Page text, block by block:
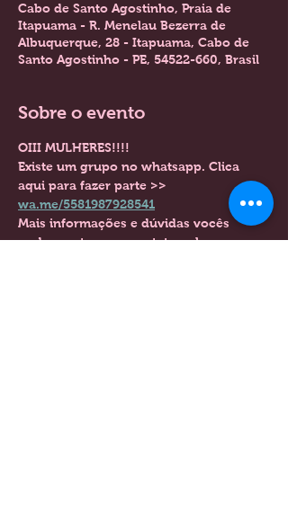
Cabo de Santo Agostinho, Praia de
Itapuama - R. Menelau Bezerra de
Albuquerque, 28 - Itapuama, Cabo de
Santo Agostinho - PE, 54522-660, Brasil
Sobre o evento
OIII MULHERES!!!!
Existe um grupo no whatsapp. Clica
aqui para fazer parte >>
wa.me/5581987928541
Mais informações e dúvidas vocês
podem entrar em contato pelo